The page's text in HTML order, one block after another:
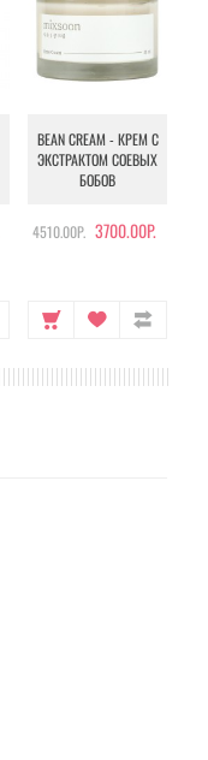
BEAN CREAM - КРЕМ С
ЭКСТРАКТОМ СОЕВЫХ
БОБОВ
4510.00Р. 3700.00Р.